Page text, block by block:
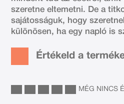
szeretne eltemetni. De a
sajátosságuk, hogy
különösen, ha egy napló is
Értékeld a
MÉG NINCS